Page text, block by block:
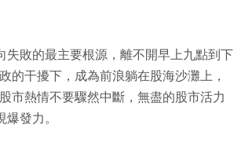
失敗的最主要根源，離不開早上九點到下
的干擾下，成為前浪躺在股海沙灘上，
市熱情不要驟然中斷，無盡的股市活力
發力。